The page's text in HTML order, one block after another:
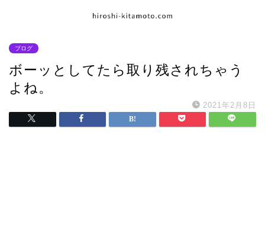
ブログ
ボーッとしてたら取り残されちゃう
よね。
2021年2月8日